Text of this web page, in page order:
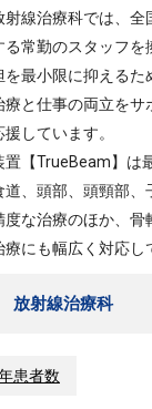
線治療科では、全
常勤のスタッフを
最小限に抑えるた
療と仕事の両立をサ
しています。
【TrueBeam】は
、頭部、頭頸部、
な治療のほか、骨
にも幅広く対応し
放射線治療科
患者数